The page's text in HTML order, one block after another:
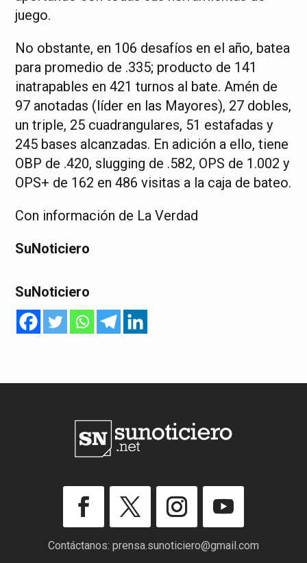
juego.
No obstante, en 106 desafíos en el año, batea
para promedio de .335; producto de 141
inatrapables en 421 turnos al bate. Amén de
97 anotadas (líder en las Mayores), 27 dobles,
un triple, 25 cuadrangulares, 51 estafadas y
245 bases alcanzadas. En adición a ello, tiene
OBP de .420, slugging de .582, OPS de 1.002 y
OPS+ de 162 en 486 visitas a la caja de bateo.
Con información de La Verdad
SuNoticiero
SuNoticiero
Contáctanos: prensa.sunoticiero@gmail.com